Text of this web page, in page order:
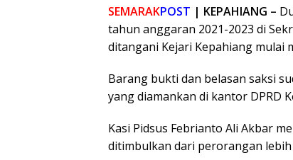
SEMARAKPOST | KEPAHIANG –
tahun anggaran 2021-2023 di
ditangani Kejari Kepahiang mulai
Barang bukti dan belasan saksi
yang diamankan di kantor DPRD
Kasi Pidsus Febrianto Ali Akbar
ditimbulkan dari perorangan lebih